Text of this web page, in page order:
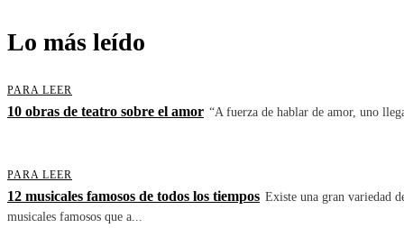
Lo más leído
PARA LEER
10 obras de teatro sobre el amor “A fuerza de hablar de amor, uno
PARA LEER
12 musicales famosos de todos los tiempos Existe una gran variedad
musicales famosos que a...